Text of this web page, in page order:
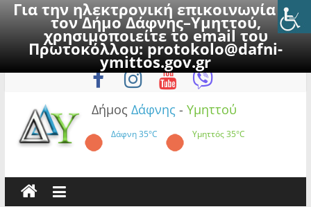
Για την ηλεκτρονική επικοινωνία με
τον Δήμο Δάφνης–Υμηττού,
χρησιμοποιείτε το email του
Πρωτοκόλλου:protokolo@dafni-
ymittos.gov.gr
to
Σάββατο, 8 Αυγούστου 2026
Δήμος Δάφνης - Υμηττού
Δάφνη35°C Υμηττός35°C